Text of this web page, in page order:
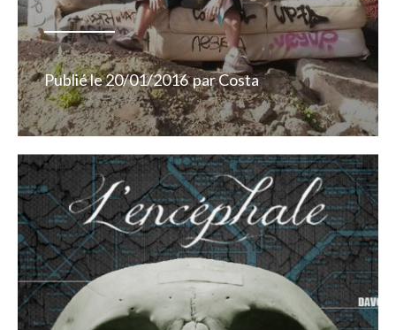
Publié le20/01/2016 parCosta